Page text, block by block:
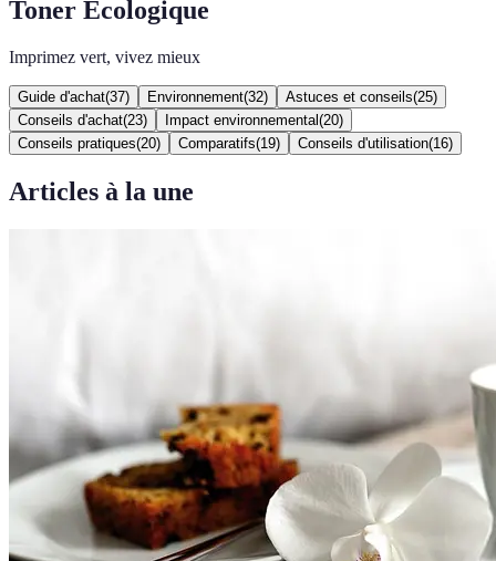
Toner Écologique
Imprimez vert, vivez mieux
Guide d'achat(37) Environnement(32) Astuces et conseils(25)
Conseils d'achat(23) Impact environnemental (20)
Conseils pratiques(20) Comparatifs(19) Conseils d'utilisation(16)
Articles à la une